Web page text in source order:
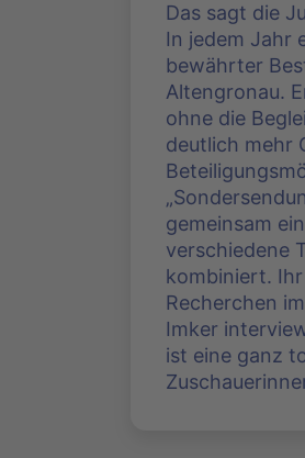
Das sagt die
In jedem Jahr
bewährter
Altengronau.
ohne die
deutlich mehr
gemeinsam
verschiedene
kombiniert.
Recherchen
Imker
ist eine ganz